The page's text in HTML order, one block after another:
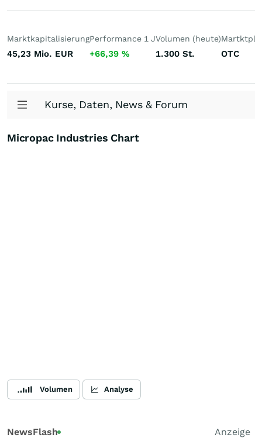
Marktkapitalisierung
45,23 Mio. EUR
Performance 1 J
+66,39 %
Volumen (heute)
1.300 St. OTC
Kurse, Daten, News & Forum
Micropac Industries Chart
Volumen Analyse
NewsFlash
Anzeige